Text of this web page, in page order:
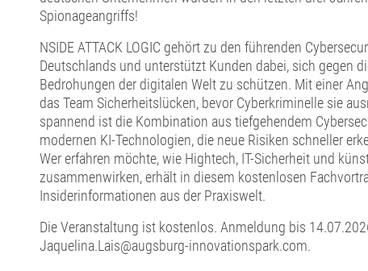
Spionageangriffs!
NSIDE ATTACK LOGIC gehört zu den führenden
Deutschlands und unterstützt Kunden dabei, sich gegen
Bedrohungen der digitalen Welt zu schützen. Mit einer
das Team Sicherheitslücken, bevor Cyberkriminelle sie
spannend ist die Kombination aus tiefgehendem
modernen KI-Technologien, die neue Risiken schneller
Wer erfahren möchte, wie Hightech, IT-Sicherheit und
zusammenwirken, erhält in diesem kostenlosen
Insiderinformationen aus der Praxiswelt.
Die Veranstaltung ist kostenlos. Anmeldung bis
Jaquelina.Lais@augsburg-innovationspark.com.